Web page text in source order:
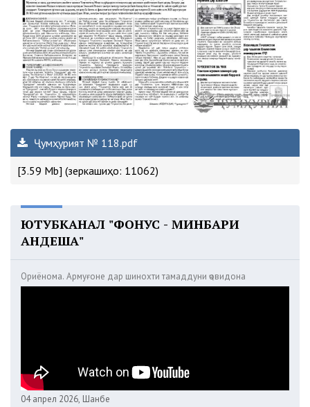
Ҷумҳурият № 118.pdf
[3.59 Mb] (зеркашиҳо: 11062)
ЮТУБКАНАЛ "ФОНУС - МИНБАРИ
АНДЕША"
Ориёнома. Армуғоне дар шинохти тамаддуни ҷовидона
04 апрел 2026, Шанбе